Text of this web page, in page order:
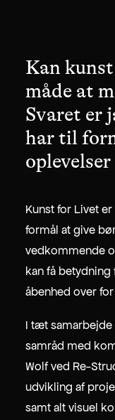
+45 2717 1797
Kan
måde at
Svaret er
har til
Kunst for Livet
formål at give
vedkommende
kan få
åbenhed over
I tæt samarbejde
samråd med
Wolfved Re-
udvikling af
samt alt visuel